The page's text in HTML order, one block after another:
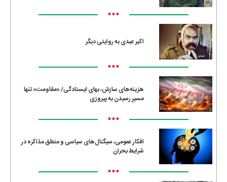
•••
اکبر عبدی به روایتی دیگر
•••
هزینه‌های سازش، بهای ایستادگی/ «مقاومت» تنها
مسیرِ رسیدن به پیروزی
•••
افکار عمومی، سیگنال‌های سیاسی و منطق مذاکره در
شرایط بحران
•••